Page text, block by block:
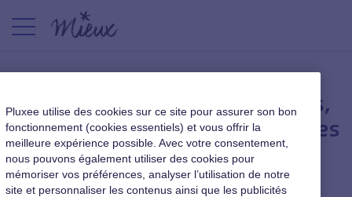
[MieuxTV] Semaine de 4 jours,
les résultats de ces entreprises
qui ont sauté le pas
Qualité de vie au travail|30 mai 2022
Pluxee utilise des cookies sur ce site pour assurer son bon
fonctionnement (cookies essentiels) et vous offrir la
meilleure expérience possible. Avec votre consentement,
nous pouvons également utiliser des cookies pour
mémoriser vos préférences, analyser l’utilisation de notre
site et personnaliser les contenus ainsi que les publicités